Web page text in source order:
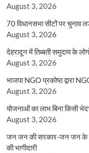
August 3, 2026
70 विधानसभा सीटों पर चुनाव
August 3, 2026
देहरादून में तिब्बती समुदाय के
August 3, 2026
भाजपा NGO प्रकोष्ठ द्वारा
August 3, 2026
योजनाओं का लाभ बिना किसी
August 3, 2026
जन जन की सरकार-जन जन के
की भागीदारी